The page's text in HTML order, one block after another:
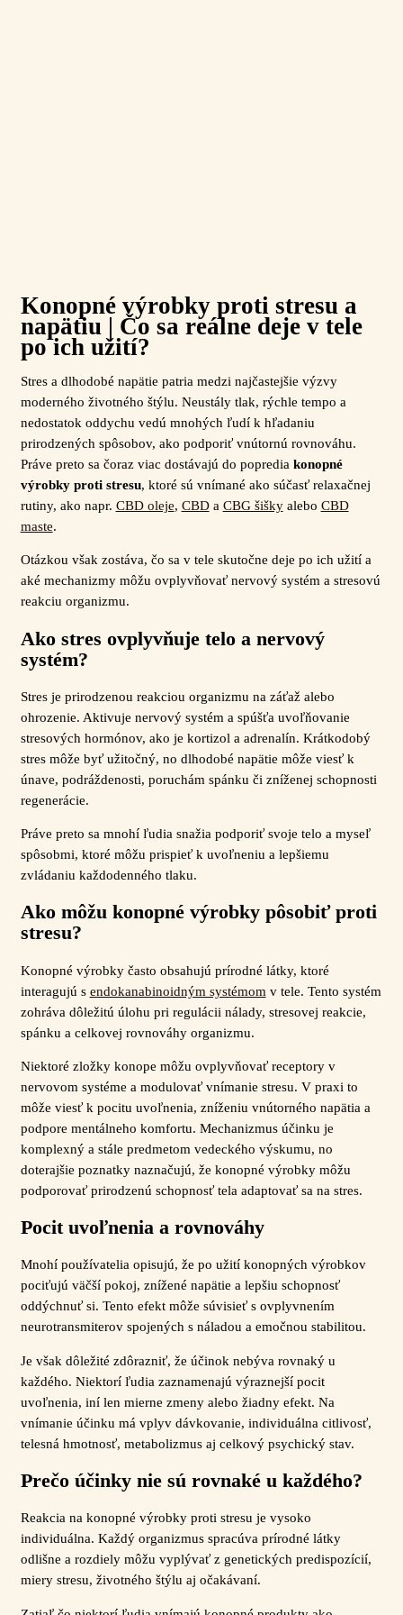
Konopné výrobky proti stresu a
napätiu | Čo sa reálne deje v tele
po ich užití?
Stres a dlhodobé napätie patria medzi najčastejšie výzvy
moderného životného štýlu. Neustály tlak, rýchle tempo a
nedostatok oddychu vedú mnohých ľudí k hľadaniu
prirodzených spôsobov, ako podporiť vnútornú rovnováhu.
Práve preto sa čoraz viac dostávajú do popredia konopné
výrobky proti stresu, ktoré sú vnímané ako súčasť relaxačnej
rutiny, ako napr. CBD oleje, CBDa CBG šiškyalebo CBD
maste.
Otázkou však zostáva, čo sa v tele skutočne deje po ich užití a
aké mechanizmy môžu ovplyvňovať nervový systém a stresovú
reakciu organizmu.
Ako stres ovplyvňuje telo a nervový
systém?
Stres je prirodzenou reakciou organizmu na záťaž alebo
ohrozenie. Aktivuje nervový systém a spúšťa uvoľňovanie
stresových hormónov, ako je kortizol a adrenalín. Krátkodobý
stres môže byť užitočný, no dlhodobé napätie môže viesť k
únave, podráždenosti, poruchám spánku či zníženej schopnosti
regenerácie.
Práve preto sa mnohí ľudia snažia podporiť svoje telo a myseľ
spôsobmi, ktoré môžu prispieť k uvoľneniu a lepšiemu
zvládaniu každodenného tlaku.
Ako môžu konopné výrobky pôsobiť proti
stresu?
Konopné výrobky často obsahujú prírodné látky, ktoré
interagujú s endokanabinoidným systémom v tele. Tento systém
zohráva dôležitú úlohu pri regulácii nálady, stresovej reakcie,
spánku a celkovej rovnováhy organizmu.
Niektoré zložky konope môžu ovplyvňovať receptory v
nervovom systéme a modulovať vnímanie stresu. V praxi to
môže viesť k pocitu uvoľnenia, zníženiu vnútorného napätia a
podpore mentálneho komfortu. Mechanizmus účinku je
komplexný a stále predmetom vedeckého výskumu, no
doterajšie poznatky naznačujú, že konopné výrobky môžu
podporovať prirodzenú schopnosť tela adaptovať sa na stres.
Pocit uvoľnenia a rovnováhy
Mnohí používatelia opisujú, že po užití konopných výrobkov
pociťujú väčší pokoj, znížené napätie a lepšiu schopnosť
oddýchnuť si. Tento efekt môže súvisieť s ovplyvnením
neurotransmiterov spojených s náladou a emočnou stabilitou.
Je však dôležité zdôrazniť, že účinok nebýva rovnaký u
každého. Niektorí ľudia zaznamenajú výraznejší pocit
uvoľnenia, iní len mierne zmeny alebo žiadny efekt. Na
vnímanie účinku má vplyv dávkovanie, individuálna citlivosť,
telesná hmotnosť, metabolizmus aj celkový psychický stav.
Prečo účinky nie sú rovnaké u každého?
Reakcia na konopné výrobky proti stresu je vysoko
individuálna. Každý organizmus spracúva prírodné látky
odlišne a rozdiely môžu vyplývať z genetických predispozícií,
miery stresu, životného štýlu aj očakávaní.